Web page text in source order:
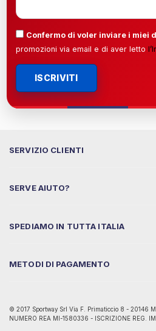
Confermo di voler inviare i miei
promozioni via email e di aver letto l’
ISCRIVITI
SERVIZIO CLIENTI
SERVE AIUTO?
SPEDIAMO IN TUTTA ITALIA
METODI DI PAGAMENTO
© 2017 Sportway Srl Via F. Primaticcio 8 - 20146
NUMERO REA MI-1580336 - ISCRIZIONE REG.